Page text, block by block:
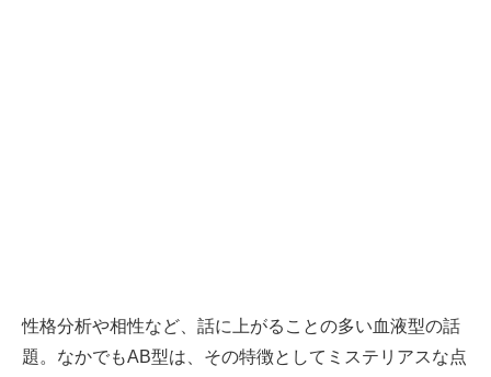
性格分析や相性など、話に上がることの多い血液型の話
題。なかでもAB型は、その特徴としてミステリアスな点